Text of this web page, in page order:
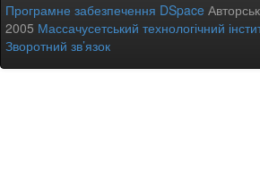
Програмне забезпечення DSpace
2005 Массачусетський технологічний
Зворотний зв’язок